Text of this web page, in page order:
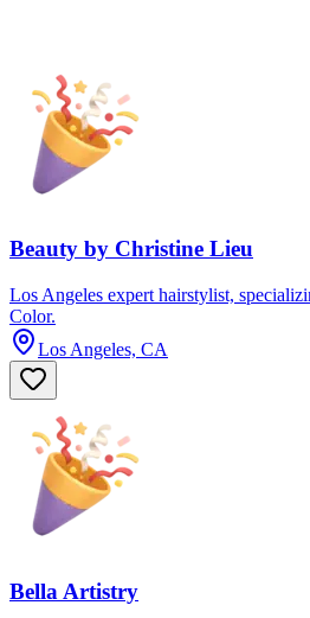
Beauty by Christine Lieu
Los Angeles expert hairstylist,
Color.
Los Angeles, CA
Bella Artistry